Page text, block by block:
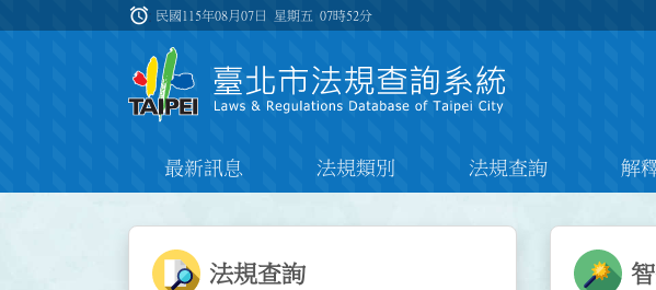
:::
alarm 民國115年08月07日 星期五07時52分
最新訊息 法規類別 法規查詢 解
法規查詢功能
法規查詢
智慧查找功